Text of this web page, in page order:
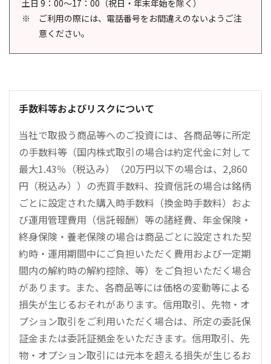
土日 9：00～17：00（祝日・年末年始を除く）
ご利用の際には、電話番号をお間違えのないようご注
意ください。
手数料等およびリスクについて
当社で取扱う商品等へのご投資には、各商品等に所定
の手数料等（国内株式取引の場合は約定代金に対して
最大1.43％（税込み）（20万円以下の場合は、2,860
円（税込み））の売買手数料、投資信託の場合は銘柄
ごとに設定された購入時手数料（換金時手数料）およ
び運用管理費用（信託報酬）等の諸経費、年金保険・
終身保険・養老保険の場合は商品ごとに設定された契
約時・運用期間中にご負担いただく費用および一定期
間内の解約時の解約控除、等）をご負担いただく場合
があります。また、各商品等には価格の変動等による
損失が生じるおそれがあります。信用取引、先物・オ
プション取引をご利用いただく場合は、所定の委託保
証金または委託証拠金をいただきます。信用取引、先
物・オプション取引には元本を超える損失が生じるお